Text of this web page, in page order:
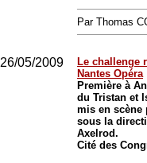
Par Thomas
26/05/2009
Le challenge
Nantes Opéra
Première à
du Tristan et
mis en scène
sous la
Axelrod.
Cité des